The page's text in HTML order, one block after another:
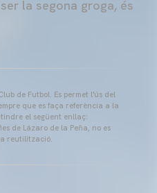
la segona groga, és
de Futbol. Es permet l'ús del
que es faça referència a la
el següent enllaç:
de Lázaro de la Peña, no es
reutilització.